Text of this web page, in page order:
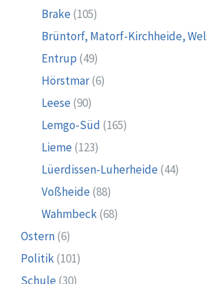
Brake (105)
Brüntorf, Matorf-Kirchheide,
Entrup (49)
Hörstmar(6)
Leese (90)
Lemgo-Süd (165)
Lieme (123)
Lüerdissen-Luherheide (44)
Voßheide (88)
Wahmbeck(68)
Ostern(6)
Politik(101)
Schule (30)